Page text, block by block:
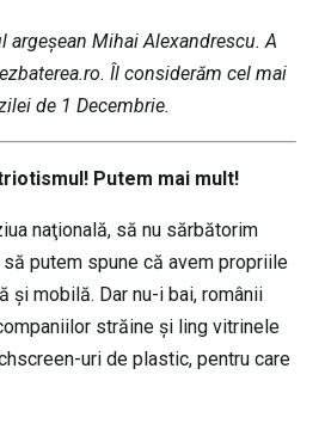
argeșean Mihai Alexandrescu. A
Îl considerăm cel mai
de 1 Decembrie.
Putem mai mult!
naţională, să nu sărbătorim
putem spune că avem propriile
şi mobilă. Dar nu-i bai, românii
străine şi ling vitrinele
uri de plastic, pentru care